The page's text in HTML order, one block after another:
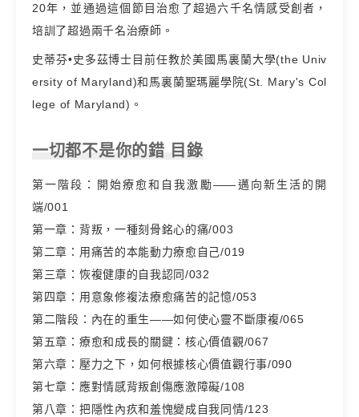
20年，並通過這個節目治愈了超過六千名情感受創者，
培訓了超過兩千名治療師。
史蒂芬•史多茲博士目前任教於美國馬裏蘭大學(the Univ
ersity of Maryland)和馬裏蘭聖瑪麗學院(St. Mary's Col
lege of Maryland)。
一切都不是你的錯 目錄
第一階段：開始療愈和自我激勵——邁向新生活的開
端/001
第一章：背叛，一種刻骨銘心的痛/003
第二章：用痛苦的本能動力療愈自己/019
第三章：恢複健康的自我認同/032
第四章：用意象修複法療愈痛苦的記憶/053
第二階段：內在的重生——如何使心靈不斷康複/065
第五章：療愈和成長的關鍵：核心價值觀/067
第六章：壓力之下，如何根據核心價值觀行事/090
第七章：應對情感背叛創傷應激障礙/108
第八章：把隱性內疚和羞愧變成自我同情/123